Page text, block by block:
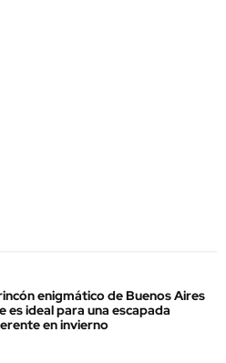
enigmático de Buenos Aires
es ideal para una escapada
en invierno